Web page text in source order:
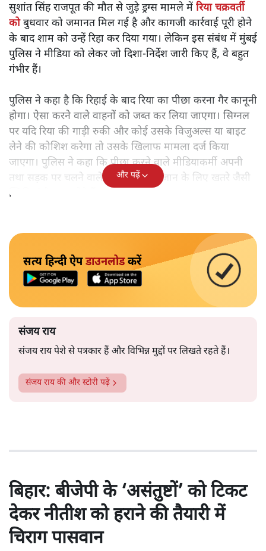
सुशांत सिंह राजपूत की मौत से जुड़े ड्रग्स मामले में रिया चक्रवर्ती
कोबुधवार को जमानत मिल गई है और कागजी कार्रवाई पूरी होने
के बाद शाम को उन्हें रिहा कर दिया गया। लेकिन इस संबंध में मुंबई
पुलिस ने मीडिया को लेकर जो दिशा-निर्देश जारी किए हैं, वे बहुत
गंभीर हैं।
पुलिस ने कहा है कि रिहाई के बाद रिया का पीछा करना गैर कानूनी
होगा। ऐसा करने वाले वाहनों को जब्त कर लिया जाएगा। सिग्नल
पर यदि रिया की गाड़ी रुकी और कोई उसके विजुअल्स या बाइट
लेने की कोशिश करेगा तो उसके खिलाफ मामला दर्ज किया
जाएगा। पुलिस ने कहा कि पीछा करने वाले मीडियाकर्मी अपनी
तथा सड़क पर चलने वाले अन्य लोगों की जान के लिए खतरे जैसी
स्थितियां पैदा कर देते हैं।
और पढ़ें
सत्य हिन्दी ऐपडाउनलोडकरें
संजय राय
संजय राय पेशे से पत्रकार हैं और विभिन्न मुद्दों पर लिखते रहते हैं।
संजय रायकी और स्टोरी पढ़ें
बिहार: बीजेपी के ‘असंतुष्टों’ को टिकट
देकर नीतीश को हराने की तैयारी में
चिराग पासवान